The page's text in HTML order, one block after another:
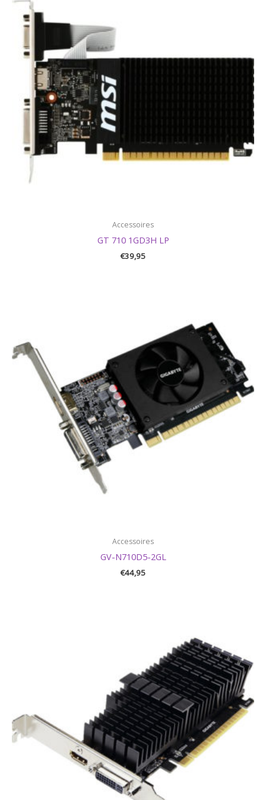
Accessoires
GT 710 1GD3H LP
€39,95
Accessoires
GV-N710D5-2GL
€44,95